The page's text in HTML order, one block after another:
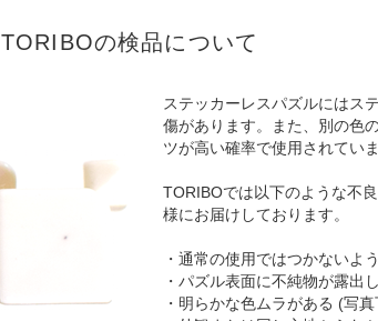
TORIBOの検品について
ステッカーレスパズルにはス
傷があります。また、別の色
ツが高い確率で使用されてい
TORIBOでは以下のような不
様にお届けしております。
・通常の使用ではつかないよ
・パズル表面に不純物が露出
・明らかな色ムラがある (写